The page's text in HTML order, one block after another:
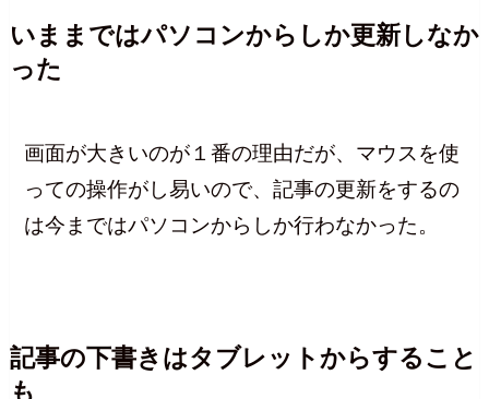
いままではパソコンからしか更新しなか
った
画面が大きいのが１番の理由だが、マウスを使
っての操作がし易いので、記事の更新をするの
は今まではパソコンからしか行わなかった。
記事の下書きはタブレットからすること
も